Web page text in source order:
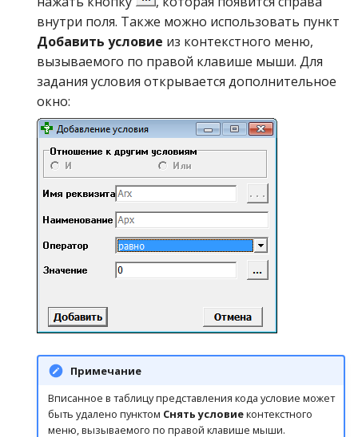
внутри поля. Также можно использовать пункт
Добавить условие из контекстного меню,
вызываемого по правой клавише мыши. Для
задания условия открывается дополнительное
окно:
Примечание
Вписанное в таблицу представления кода условие может
быть удалено пунктом Снять условиеконтекстного
меню, вызываемого по правой клавише мыши.